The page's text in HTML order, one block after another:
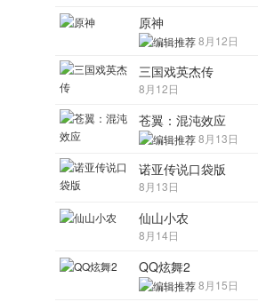
原神
8月12日
三国戏英杰传
8月12日
苍翼：混沌效应
8月13日
诺亚传说口袋版
8月13日
仙山小农
8月14日
QQ炫舞2
8月15日